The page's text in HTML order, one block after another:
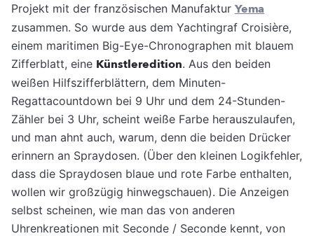
Projekt mit der französischen Manufaktur Yema
zusammen. So wurde aus dem Yachtingraf Croisière,
einem maritimen Big-Eye-Chronographen mit blauem
Zifferblatt, eine Künstleredition. Aus den beiden
weißen Hilfszifferblättern, dem Minuten-
Regattacountdown bei 9 Uhr und dem 24-Stunden-
Zähler bei 3 Uhr, scheint weiße Farbe herauszulaufen,
und man ahnt auch, warum, denn die beiden Drücker
erinnern an Spraydosen. (Über den kleinen Logikfehler,
dass die Spraydosen blaue und rote Farbe enthalten,
wollen wir großzügig hinwegschauen). Die Anzeigen
selbst scheinen, wie man das von anderen
Uhrenkreationen mit Seconde / Seconde kennt, von